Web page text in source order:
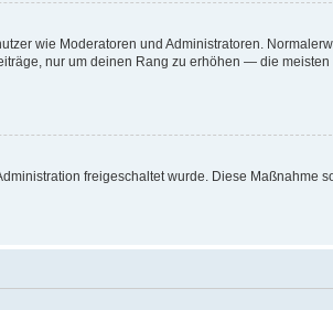
wie Moderatoren und Administratoren.
nur um deinen Rang zu erhöhen — die
freigeschaltet wurde. Diese Maßnahme